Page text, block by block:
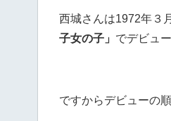
西城さんは1972年３
子女の子」 でデビュ
ですからデビューの